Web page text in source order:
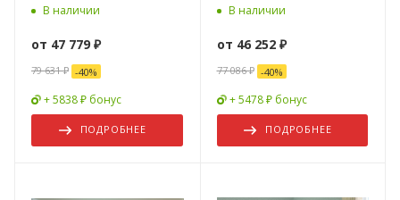
В наличии
от 47 779 ₽
79 631 ₽ -40%
+ 5838 ₽ бонус
ПОДРОБНЕЕ
В наличии
от 46 252 ₽
77 086 ₽ -40%
+ 5478 ₽ бонус
ПОДРОБНЕЕ